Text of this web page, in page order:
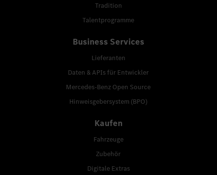
Tradition
Talentprogramme
Business Services
Lieferanten
Daten & APIs für Entwickler
Mercedes-Benz Open Source
Hinweisgebersystem (BPO)
Kaufen
Fahrzeuge
Zubehör
Digitale Extras